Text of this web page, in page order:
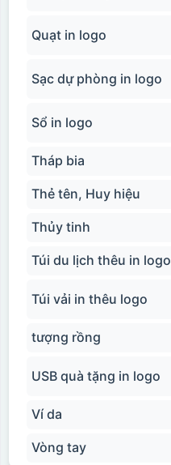
Quạt in logo
Sạc dự phòng in logo
Sổ in logo
Tháp bia
Thẻ tên, Huy hiệu
Thủy tinh
Túi du lịch thêu in logo
Túi vải in thêu logo
tượng rồng
USB quà tặng in logo
Ví da
Vòng tay